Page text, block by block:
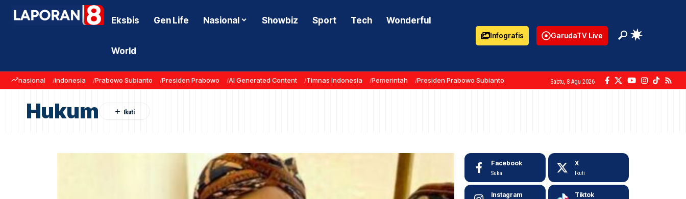
Eksbis Gen Life Nasional Showbiz Sport Tech Wonderful
World
Infografis GarudaTV Live
nasional indonesia Prabowo Subianto Presiden Prabowo AI Generated Content Timnas Indonesia Pemerintah Presiden Prabowo Subianto Sabtu, 8 Agu 2026
Hukum
Facebook
Suka
X
Ikuti
Instagram Tiktok